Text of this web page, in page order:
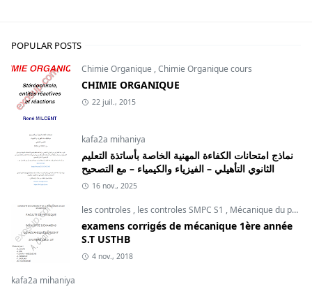
POPULAR POSTS
Chimie Organique ,Chimie Organique cours
CHIMIE ORGANIQUE
22 juil., 2015
kafa2a mihaniya
نماذج امتحانات الكفاءة المهنية الخاصة بأساتذة التعليم
الثانوي التأهيلي – الفيزياء والكيمياء – مع التصحيح
16 nov., 2025
les controles , les controles SMPC S1 , Mécanique du point
examens corrigés de mécanique 1ère année
S.T USTHB
4 nov., 2018
kafa2a mihaniya